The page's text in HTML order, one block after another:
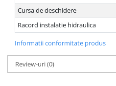
Cursa de deschidere
Racord instalatie hidraulica
Informatii conformitate produs
Review-uri(0)